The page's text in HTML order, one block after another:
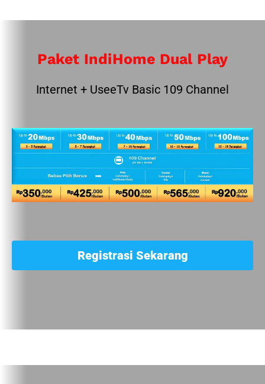
Paket IndiHome Dual Play
Internet + UseeTv Basic 109 Channel
Registrasi Sekarang